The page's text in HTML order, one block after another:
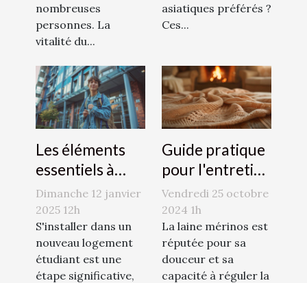
nombreuses
personnes. La
vitalité du...
asiatiques préférés ?
Ces...
Les éléments
essentiels à
considérer
dans une
assurance
logement
étudiant
Dimanche 12 janvier
2025 12h
S'installer dans un
nouveau logement
étudiant est une
étape significative,
Guide pratique
pour l'entretien
des châles en
laine mérinos
Vendredi 25 octobre
2024 1h
La laine mérinos est
réputée pour sa
douceur et sa
capacité à réguler la